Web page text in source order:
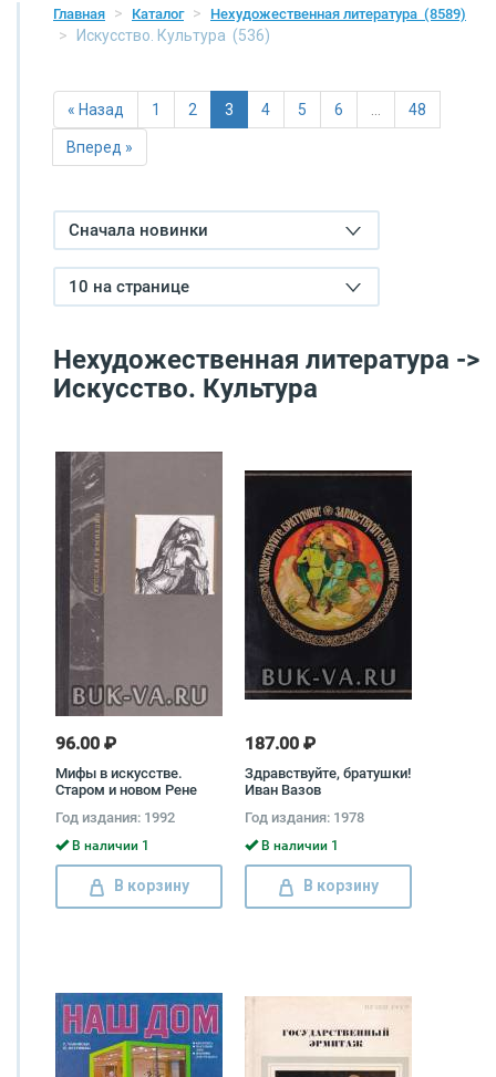
Главная Каталог Нехудожественная литература (8589)
Искусство. Культура (536)
« Назад 1 2 3 4 5 6 … 48
Вперед »
Сначала новинки
10 на странице
Нехудожественная литература ->
Искусство. Культура
96.00 ₽
Мифы в искусстве.
Старом и новом Рене
Год издания: 1992
В наличии 1
В корзину
187.00 ₽
Здравствуйте, братушки!
Иван Вазов
Год издания: 1978
В наличии 1
В корзину